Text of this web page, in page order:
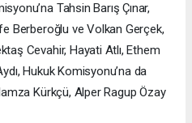
Tahsin Barış Çınar,
Berberoğlu ve Volkan Gerçek,
Cevahir, Hayati Atlı, Ethem
Hukuk Komisyonu’na da
Kürkçü, Alper Ragup Özay